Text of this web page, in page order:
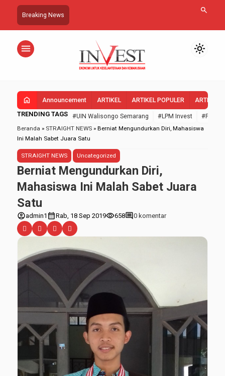
Breaking News search
menu light_mode
home Announcement ARTIKEL ARTIKEL POPULER ARTIKEL
TRENDING TAGS #UIN Walisongo Semarang #LPM Invest
#FEBI
Beranda » STRAIGHT NEWS » Berniat Mengundurkan Diri, Mahasiswa
Ini Malah Sabet Juara Satu
STRAIGHT NEWS Uncategorized
Berniat Mengundurkan Diri,
Mahasiswa Ini Malah Sabet Juara
Satu
account_circleadmin1 calendar_monthRab, 18 Sep 2019visibility658comment0 komentar